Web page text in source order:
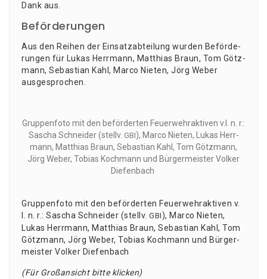
Dank aus.
Beförderungen
Aus den Rei­hen der Ein­satz­ab­tei­lung wur­den Beför­de­
run­gen für Lukas Herr­mann, Mat­thi­as Braun, Tom Götz­
mann, Sebas­ti­an Kahl, Mar­co Nie­ten, Jörg Weber
ausgesprochen.
Grup­pen­fo­to mit den beför­der­ten Feu­er­wehr­ak­ti­ven v.l. n. r.:
Sascha Schnei­der (stellv. GBI), Mar­co Nie­ten, Lukas Herr­
mann, Mat­thi­as Braun, Sebas­ti­an Kahl, Tom Götz­mann,
Jörg Weber, Tobi­as Koch­mann und Bür­ger­meis­ter Vol­ker
Diefenbach
Grup­pen­fo­to mit den beför­der­ten Feu­er­wehr­ak­ti­ven v.
l. n. r.: Sascha Schnei­der (stellv. GBI), Mar­co Nie­ten,
Lukas Herr­mann, Mat­thi­as Braun, Sebas­ti­an Kahl, Tom
Götz­mann, Jörg Weber, Tobi­as Koch­mann und Bür­ger­
meis­ter Vol­ker Diefenbach
(Für Groß­an­sicht bit­te klicken)